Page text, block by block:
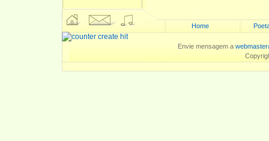
Home
Envie mensagem a